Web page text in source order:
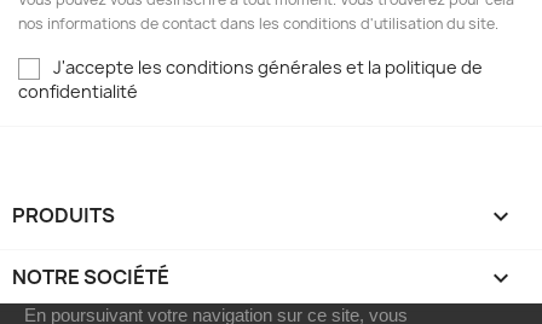
nos informations de contact dans les conditions d'utilisation du site.
J'accepte les conditions générales et la politique de
confidentialité
PRODUITS 
NOTRE SOCIÉTÉ 
En poursuivant votre navigation sur ce site, vous